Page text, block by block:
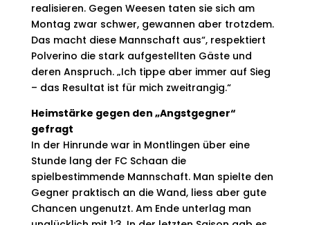
realisieren. Gegen Weesen taten sie sich am
Montag zwar schwer, gewannen aber trotzdem.
Das macht diese Mannschaft aus“, respektiert
Polverino die stark aufgestellten Gäste und
deren Anspruch. „Ich tippe aber immer auf Sieg
– das Resultat ist für mich zweitrangig.“
Heimstärke gegen den „Angstgegner“
gefragt
In der Hinrunde war in Montlingen über eine
Stunde lang der FC Schaan die
spielbestimmende Mannschaft. Man spielte den
Gegner praktisch an die Wand, liess aber gute
Chancen ungenutzt. Am Ende unterlag man